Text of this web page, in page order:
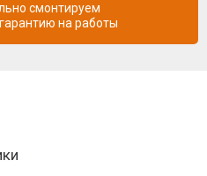
смонтируем
на работы